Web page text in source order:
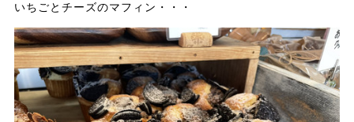
いちごとチーズのマフィン・・・